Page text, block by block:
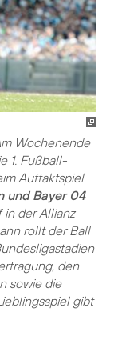
Wochenende
1. Fußball-
Auftaktspiel
und Bayer 04
der Allianz
rollt der Ball
den
sowie die
gibt